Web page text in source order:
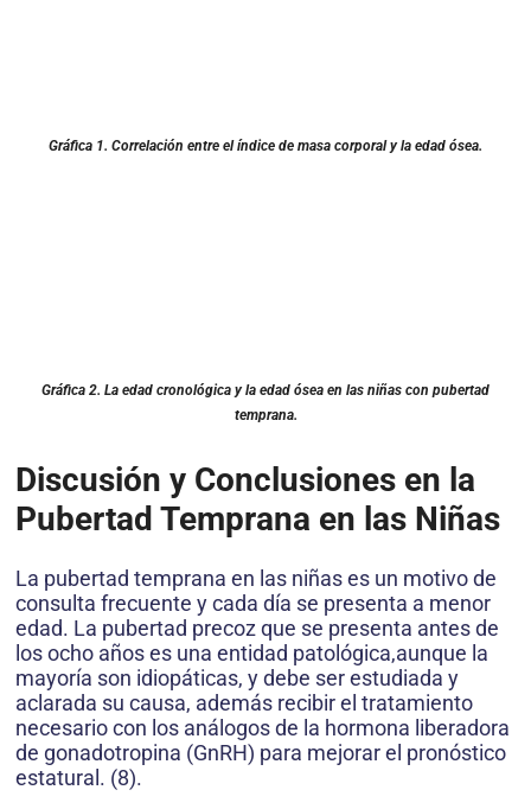
Gráfica 1. Correlación entre el índice de masa corporal y la edad ósea.
Gráfica 2. La edad cronológica y la edad ósea en las niñas con pubertad
temprana.
Discusión y Conclusiones en la
Pubertad Temprana en las Niñas
La pubertad temprana en las niñas es un motivo de
consulta frecuente y cada día se presenta a menor
edad. La pubertad precoz que se presenta antes de
los ocho años es una entidad patológica,aunque la
mayoría son idiopáticas, y debe ser estudiada y
aclarada su causa, además recibir el tratamiento
necesario con los análogos de la hormona liberadora
de gonadotropina (GnRH) para mejorar el pronóstico
estatural. (8).